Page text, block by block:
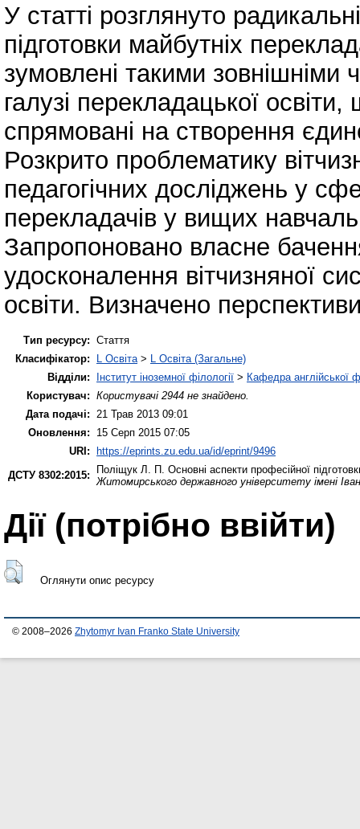
У статті розглянуто
підготовки майбутніх
зумовлені такими зовнішніми
галузі перекладацької освіти,
спрямовані на створення
Розкрито проблематику
педагогічних досліджень у
перекладачів у вищих
Запропоновано власне
удосконалення вітчизняної
освіти. Визначено
Тип ресурсу: Стаття
Класифікатор:
L Освіта > L Освіта (Загальне)
Відділи:
Інститут іноземної філології > Кафедра англійської
Користувач: Користувачі 2944 не знайдено.
Дата подачі:
21 Трав 2013 09:01
Оновлення:
15 Серп 2015 07:05
URI: https://eprints.zu.edu.ua/id/eprint/9496
ДСТУ 8302:2015:
Поліщук Л. П. Основні аспекти професійної
Житомирського державного університету імені
Дії ​​(потрібно ввійти)
Оглянути опис ресурсу
© 2008–2026 Zhytomyr Ivan Franko State University